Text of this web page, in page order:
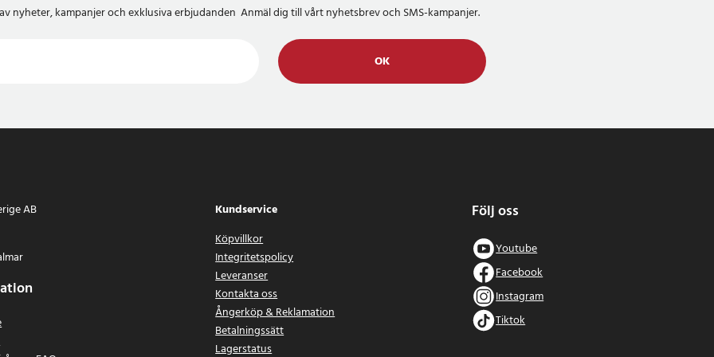
nyheter, kampanjer och exklusiva erbjudanden Anmäl dig till vårt nyhetsbrev och SMS-kampanjer.
OK
AB
Kundservice
Köpvillkor
Integritetspolicy
Leveranser
Kontakta oss
Ångerköp & Reklamation
Betalningssätt
Lagerstatus
Följ oss
Youtube
Facebook
Instagram
Tiktok